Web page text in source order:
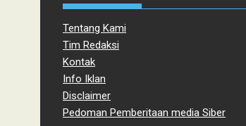
Tentang Kami
Tim Redaksi
Kontak
Info Iklan
Disclaimer
Pedoman Pemberitaan media Siber